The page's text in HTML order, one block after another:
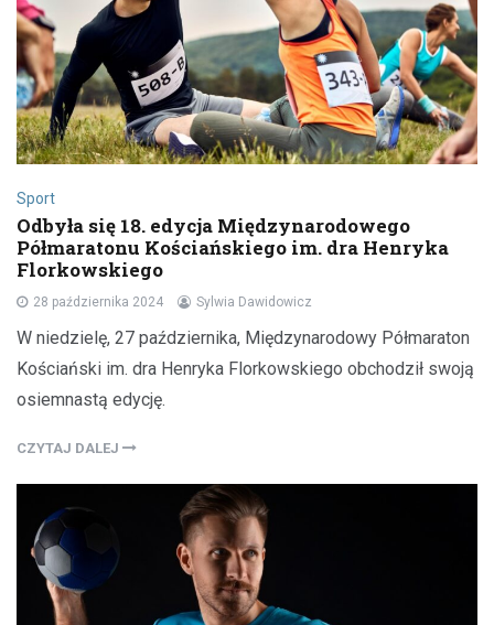
Sport
Odbyła się 18. edycja Międzynarodowego
Półmaratonu Kościańskiego im. dra Henryka
Florkowskiego
28 października 2024 Sylwia Dawidowicz
W niedzielę, 27 października, Międzynarodowy Półmaraton
Kościański im. dra Henryka Florkowskiego obchodził swoją
osiemnastą edycję.
CZYTAJ DALEJ